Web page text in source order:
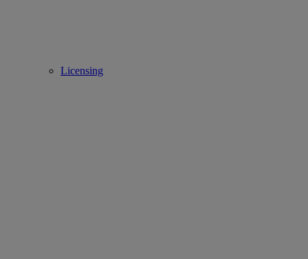
Licensing